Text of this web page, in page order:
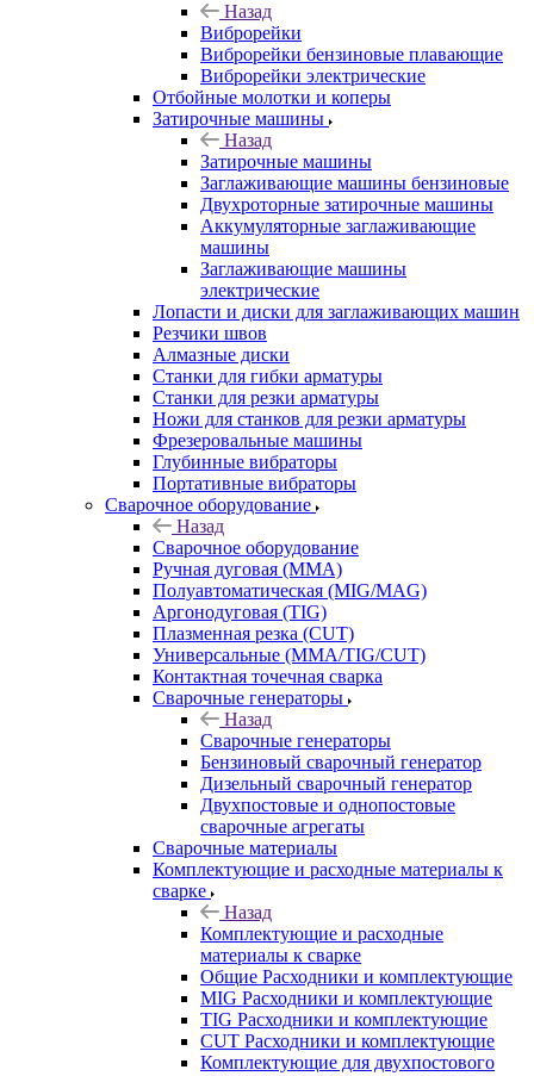
Назад
Виброрейки
Виброрейки бензиновые плавающие
Виброрейки электрические
Отбойные молотки и коперы
Затирочные машины
Назад
Затирочные машины
Заглаживающие машины бензиновые
Двухроторные затирочные машины
Аккумуляторные заглаживающие
машины
Заглаживающие машины
электрические
Лопасти и диски для заглаживающих машин
Резчики швов
Алмазные диски
Станки для гибки арматуры
Станки для резки арматуры
Ножи для станков для резки арматуры
Фрезеровальные машины
Глубинные вибраторы
Портативные вибраторы
Сварочное оборудование
Назад
Сварочное оборудование
Ручная дуговая (MMA)
Полуавтоматическая (MIG/MAG)
Аргонодуговая (TIG)
Плазменная резка (CUT)
Универсальные (MMA/TIG/CUT)
Контактная точечная сварка
Сварочные генераторы
Назад
Сварочные генераторы
Бензиновый сварочный генератор
Дизельный сварочный генератор
Двухпостовые и однопостовые
сварочные агрегаты
Сварочные материалы
Комплектующие и расходные материалы к
сварке
Назад
Комплектующие и расходные
материалы к сварке
Общие Расходники и комплектующие
MIG Расходники и комплектующие
TIG Расходники и комплектующие
CUT Расходники и комплектующие
Комплектующие для двухпостового